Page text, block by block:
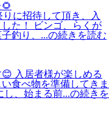
に招待して頂き、入
た！ ビンゴ、らくが
釣り、...の続きを読む
入居者様が楽しめる
食べ物を準備してきま
し、始まる前...の続きを